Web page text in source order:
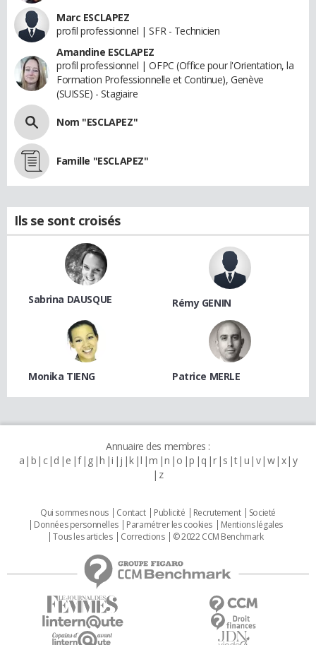
Marc ESCLAPEZ
profil professionnel | SFR - Technicien
Amandine ESCLAPEZ
profil professionnel | OFPC (Office pour l'Orientation, la
Formation Professionnelle et Continue), Genève
(SUISSE) - Stagiaire
Nom "ESCLAPEZ"
Famille "ESCLAPEZ"
Ils se sont croisés
Sabrina DAUSQUE Rémy GENIN
Monika TIENG Patrice MERLE
Annuaire des membres :
a b c d e f g h i j k l m n o p q r s t u v w x y
z
Qui sommes nous Contact Publicité Recrutement
Societé
Données personnelles
Paramétrer les cookies
Mentions légales
Tous les articles
Corrections © 2022 CCM Benchmark